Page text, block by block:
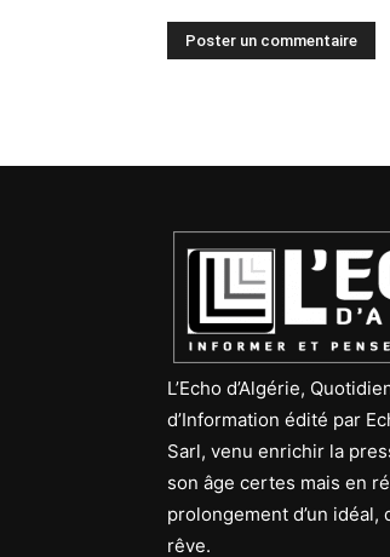
L’Echo d’Algérie,
d’Information édité par
Sarl, venu enrichir la
son âge certes mais en
prolongement d’un idéal,
rêve.